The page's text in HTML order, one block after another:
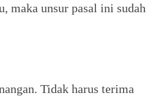
maka unsur pasal ini sudah
Tidak harus terima